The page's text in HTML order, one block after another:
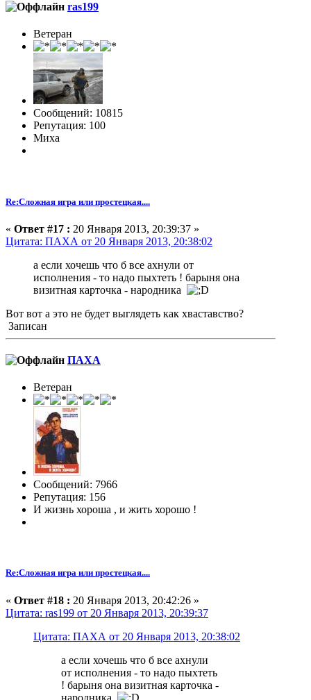
ras199
Ветеран
Сообщений: 10815
Репутация: 100
Миха
Re:Сложная игра или простецкая....
« Ответ #17 : 20 Января 2013, 20:39:37 »
Цитата: ПАХА от 20 Января 2013, 20:38:02
а если хочешь что б все ахнули от
исполнения - то надо пыхтеть ! барыня она
визитная карточка - народника
Вот вот а это не будет выглядеть как хваставство?
Записан
ПАХА
Ветеран
Сообщений: 7966
Репутация: 156
И жизнь хороша , и жить хорошо !
Re:Сложная игра или простецкая....
« Ответ #18 : 20 Января 2013, 20:42:26 »
Цитата: ras199 от 20 Января 2013, 20:39:37
Цитата: ПАХА от 20 Января 2013, 20:38:02
а если хочешь что б все ахнули
от исполнения - то надо пыхтеть
! барыня она визитная карточка -
народника